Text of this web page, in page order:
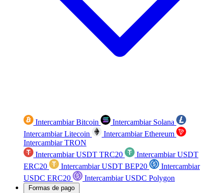
Intercambiar Bitcoin
Intercambiar Solana
Intercambiar Litecoin
Intercambiar Ethereum
Intercambiar TRON
Intercambiar USDT TRC20
Intercambiar USDT
ERC20
Intercambiar USDT BEP20
Intercambiar
USDC ERC20
Intercambiar USDC Polygon
Formas de pago